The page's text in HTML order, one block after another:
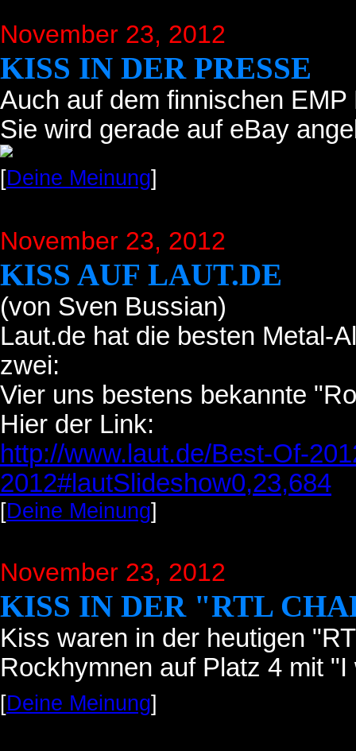
November 23, 2012
KISS IN DER PRESSE
Auch auf dem finnischen
Sie wird gerade auf eBay
[Deine Meinung]
November 23, 2012
KISS AUF LAUT.DE
(von Sven Bussian)
Laut.de hat die besten Metal-
zwei:
Vier uns bestens bekannte
Hier der Link:
http://www.laut.de/Best-Of-
2012#lautSlideshow0,23,684
[Deine Meinung]
November 23, 2012
KISS IN DER "RTL
Kiss waren in der heutigen
Rockhymnen auf Platz 4 mit
[Deine Meinung]